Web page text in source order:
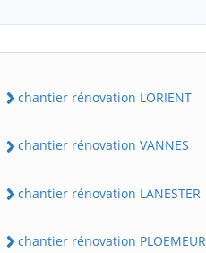
chantier rénovation LORIENT
chantier rénovation VANNES
chantier rénovation LANESTER
chantier rénovation PLOEMEUR